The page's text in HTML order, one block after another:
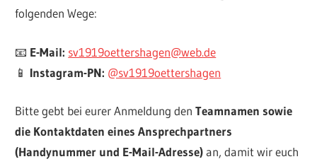
folgenden Wege:
📧 E-Mail: sv1919oettershagen@web.de
📱 Instagram-PN: @sv1919oettershagen
Bitte gebt bei eurer Anmeldung denTeamnamen sowie
die Kontaktdaten eines Ansprechpartners
(Handynummer und E-Mail-Adresse)an, damit wir euch